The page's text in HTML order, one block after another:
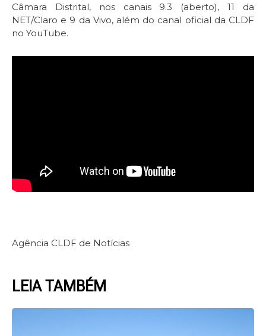
Câmara Distrital, nos canais 9.3 (aberto), 11 da
NET/Claro e 9 da Vivo, além do canal oficial da CLDF
no YouTube.
Agência CLDF de Notícias
LEIA TAMBÉM